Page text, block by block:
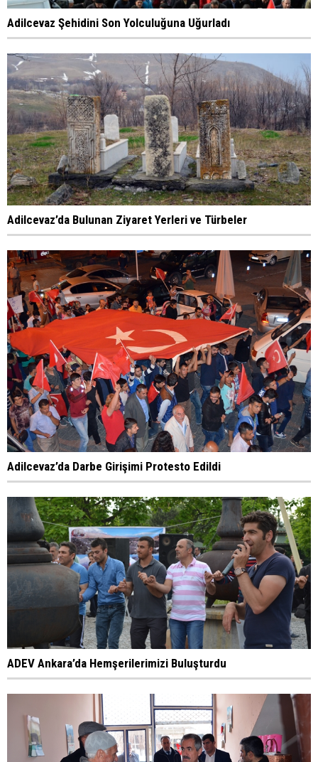
Adilcevaz Şehidini Son Yolculuğuna Uğurladı
Adilcevaz’da Bulunan Ziyaret Yerleri ve Türbeler
Adilcevaz’da Darbe Girişimi Protesto Edildi
ADEV Ankara’da Hemşerilerimizi Buluşturdu